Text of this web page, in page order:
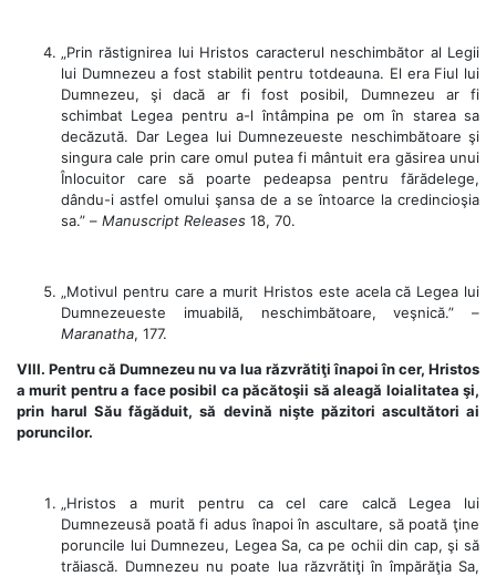
„Prin răstignirea lui Hristos caracterul neschimbător al Legii
lui Dumnezeu a fost stabilit pentru totdeauna. El era Fiul lui
Dumnezeu, şi dacă ar fi fost posibil, Dumnezeu ar fi
schimbat Legea pentru a-l întâmpina pe om în starea sa
decăzută. Dar Legea lui Dumnezeueste neschimbătoare şi
singura cale prin care omul putea fi mântuit era găsirea unui
Înlocuitor care să poarte pedeapsa pentru fărădelege,
dându-i astfel omului şansa de a se întoarce la credincioşia
sa.” – Manuscript Releases 18, 70.
„Motivul pentru care a murit Hristos este acela că Legea lui
Dumnezeueste imuabilă, neschimbătoare, veşnică.” –
Maranatha, 177.
VIII. Pentru că Dumnezeu nu va lua răzvrătiţi înapoi în cer, Hristos
a murit pentru a face posibil ca păcătoşii să aleagă loialitatea şi,
prin harul Său făgăduit, să devină nişte păzitori ascultători ai
poruncilor.
„Hristos a murit pentru ca cel care calcă Legea lui
Dumnezeusă poată fi adus înapoi în ascultare, să poată ţine
poruncile lui Dumnezeu, Legea Sa, ca pe ochii din cap, şi să
trăiască. Dumnezeu nu poate lua răzvrătiţi în împărăţia Sa,